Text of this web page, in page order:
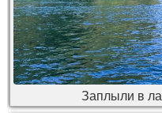
Заплыли в